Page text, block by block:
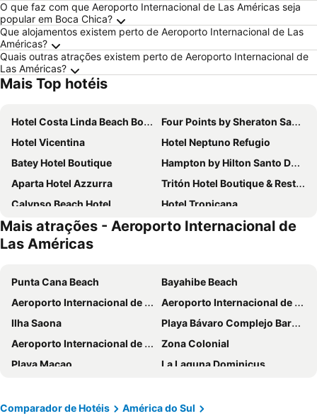
O que faz com que Aeroporto Internacional de Las Américas seja
popular em Boca Chica?
Que alojamentos existem perto de Aeroporto Internacional de Las
Américas?
Quais outras atrações existem perto de Aeroporto Internacional de
Las Américas?
Mais Top hotéis
Hotel Costa Linda Beach Boca Chica
Four Points by Sheraton Santo Domingo
Hotel Vicentina
Hotel Neptuno Refugio
Batey Hotel Boutique
Hampton by Hilton Santo Domingo Airport
Aparta Hotel Azzurra
Tritón Hotel Boutique & Restaurant
Calypso Beach Hotel
Hotel Tropicana
Hotel Garant & Suites
Golden House Hotel & Convention Center
Hotel Zapata
BelleVue Dominican Bay
Hotel España
Hotel Bellamar
Mais atrações - Aeroporto Internacional de
Las Américas
Punta Cana Beach
Bayahibe Beach
Aeroporto Internacional de Punta Cana
Aeroporto Internacional de La Romana
Ilha Saona
Playa Bávaro Complejo Barceló Bávaro
Aeroporto Internacional de Las Américas
Zona Colonial
Playa Macao
La Laguna Dominicus
Playa Encuentro
Sansouci Cruise Terminal
Comparador de Hotéis
América do Sul